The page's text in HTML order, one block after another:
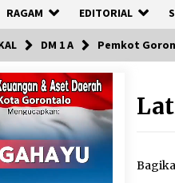
RAGAM EDITORIAL
DM 1 A Pemkot